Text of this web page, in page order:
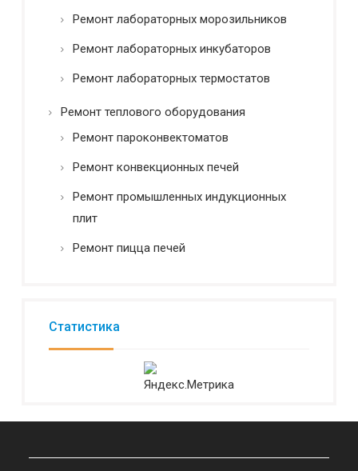
Ремонт лабораторных морозильников
Ремонт лабораторных инкубаторов
Ремонт лабораторных термостатов
Ремонт теплового оборудования
Ремонт пароконвектоматов
Ремонт конвекционных печей
Ремонт промышленных индукционных
плит
Ремонт пицца печей
Статистика